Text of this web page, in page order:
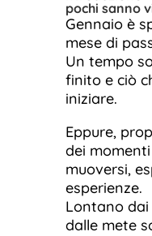
pochi sanno
Gennaio è
mese di
Un tempo
finito e ciò
iniziare.
Eppure,
dei
muoversi,
esperienze.
Lontano
dalle mete